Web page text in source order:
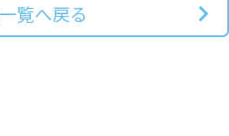
覧へ戻る